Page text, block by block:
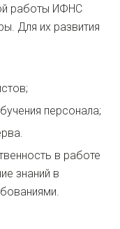
работы ИФНС
Для их развития
персонала;
в работе
знаний в